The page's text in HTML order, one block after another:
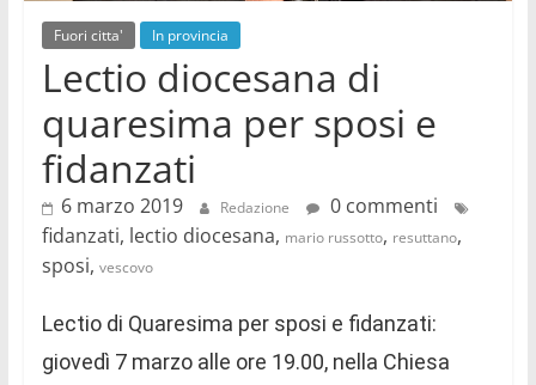
Fuori citta' In provincia
Lectio diocesana di
quaresima per sposi e
fidanzati
6 marzo 2019 Redazione
0 commenti
fidanzati, lectio diocesana, mario russotto, resuttano,
sposi, vescovo
Lectio di Quaresima per sposi e fidanzati:
giovedì 7 marzo alle ore 19.00, nella Chiesa